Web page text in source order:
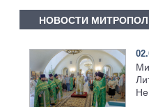
НОВОСТИ